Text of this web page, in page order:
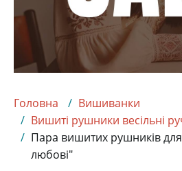
Головна
Вишиванки
Вишиті рушники весільні
Пара вишитих рушників
любові"